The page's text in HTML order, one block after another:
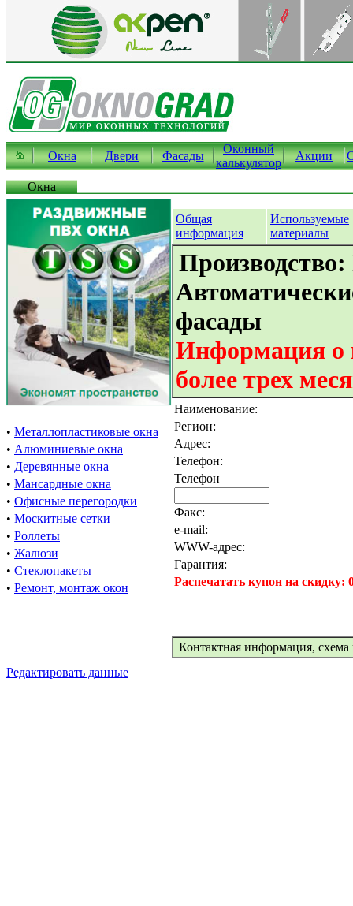
Окна Двери Фасады
Оконный
калькулятор
Акции
Окна
• Металлопластиковые окна
• Алюминиевые окна
• Деревянные окна
• Мансардные окна
• Офисные перегородки
• Москитные сетки
• Роллеты
• Жалюзи
• Стеклопакеты
• Ремонт, монтаж окон
Общая
информация
Используемые
материалы
фасады
Информация о
более трех
Наименование:
Регион:
Адрес:
Телефон:
Телефон
Факс:
e-mail:
WWW-адрес:
Гарантия:
Распечатать купон на скидку:
Контактная информация, схема
Редактировать данные